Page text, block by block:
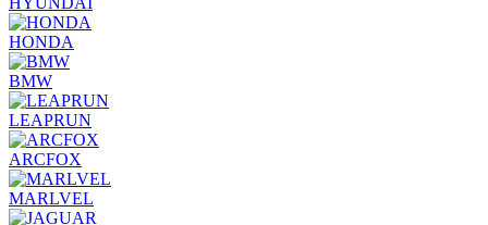
HONDA
BMW
LEAPRUN
ARCFOX
MARLVEL